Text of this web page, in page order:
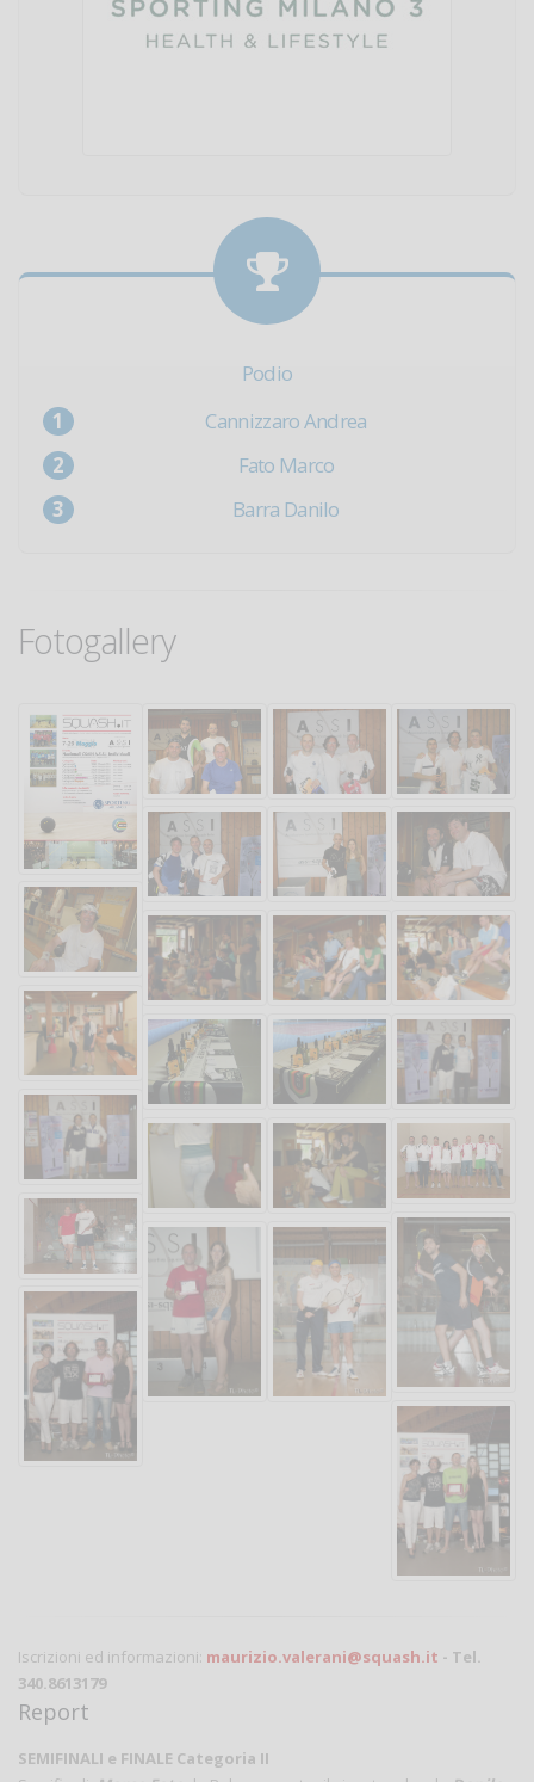
Podio
Cannizzaro Andrea
Fato Marco
Barra Danilo
Fotogallery
Iscrizioni ed informazioni: maurizio.valerani@squash.it - Tel.
340.8613179
Report
SEMIFINALI e FINALE Categoria II